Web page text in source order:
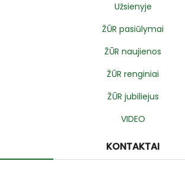
Užsienyje
ŽŪR pasiūlymai
ŽŪR naujienos
ŽŪR renginiai
ŽŪR jubiliejus
VIDEO
KONTAKTAI